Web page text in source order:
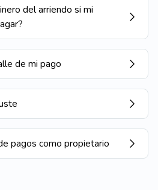
del arriendo si mi
de mi pago
pagos como propietario